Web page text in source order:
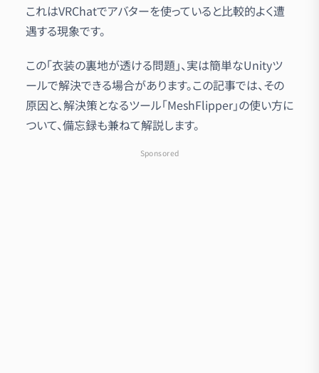
これはVRChatでアバターを使っていると比較的よく遭
遇する現象です。
この「衣装の裏地が透ける問題」、実は簡単なUnityツ
ールで解決できる場合があります。この記事では、その
原因と、解決策となるツール「MeshFlipper」の使い方に
ついて、備忘録も兼ねて解説します。
Sponsored